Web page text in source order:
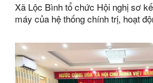
Xã Lộc Bình tổ chức Hội nghị sơ
máy của hệ thống chính trị, hoạt
bộ thôn, kiện toàn tổ chức các
bàn xã